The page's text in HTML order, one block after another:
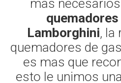
mas
Lamborghini, la
quemadores de
es mas que
esto le unimos